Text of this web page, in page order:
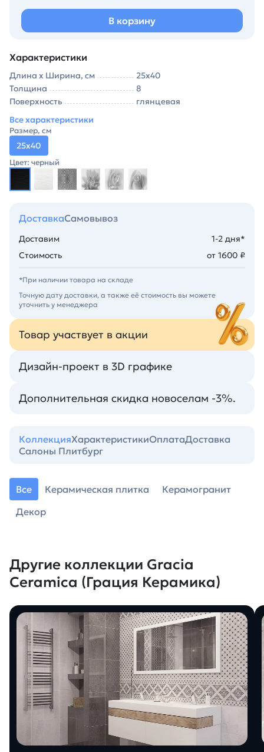
В корзину
Характеристики
Длина х Ширина, см
25х40
Толщина
8
Поверхность
глянцевая
Все характеристики
Размер, см
25х40
Цвет: черный
ДоставкаСамовывоз
Доставим
1-2 дня*
Стоимость
от 1600 ₽
*При наличии товара на складе
Точную дату доставки, а также её стоимость вы можете
уточнить у менеджера
Товар участвует в акции
Дизайн-проект в 3D графике
Дополнительная скидка новоселам -3%.
КоллекцияХарактеристикиОплатаДоставка
Салоны Плитбург
Все Керамическая плитка
Керамогранит
Декор
Другие коллекции Gracia
Ceramica (Грация Керамика)